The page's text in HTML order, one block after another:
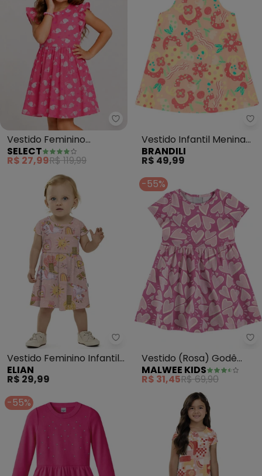
Select - Vestido Feminino
Vestido Feminino
Estampado em Malha
Cotton (Rosa)
SELECT
R$ 27,99R$ 119,99
Vestido Infantil Menina
em Meia Malha (Rosa)
BRANDILI
R$ 49,99
Elian - Vestido Feminino Infantil
Vestido Feminino Infantil
(Rosa)
ELIAN
R$ 29,99
-55%
Vestido (Rosa) Godê
Corações em Cotton
MALWEE KIDS
R$ 31,45R$ 69,90
-55%